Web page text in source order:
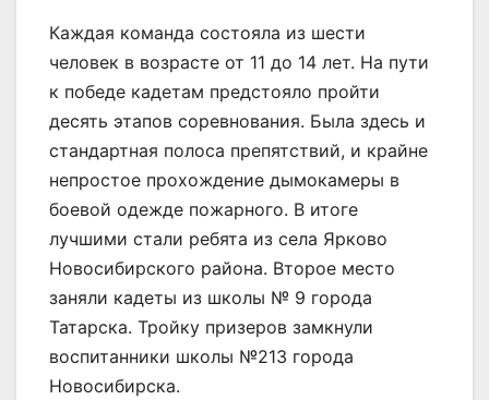
Каждая команда состояла из шести
человек в возрасте от 11 до 14 лет. На пути
к победе кадетам предстояло пройти
десять этапов соревнования. Была здесь и
стандартная полоса препятствий, и крайне
непростое прохождение дымокамеры в
боевой одежде пожарного. В итоге
лучшими стали ребята из села Ярково
Новосибирского района. Второе место
заняли кадеты из школы № 9 города
Татарска. Тройку призеров замкнули
воспитанники школы №213 города
Новосибирска.